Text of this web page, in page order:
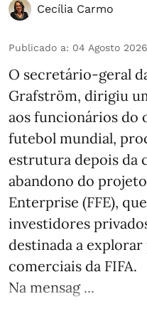
Cecília Carmo
Publicado a: 04 Agosto
O secretário-geral
Grafström, dirigiu
aos funcionários do
futebol mundial,
estrutura depois da
abandono do
Enterprise (FFE),
investidores
destinada a
comerciais da FIFA.
Na mensag ...